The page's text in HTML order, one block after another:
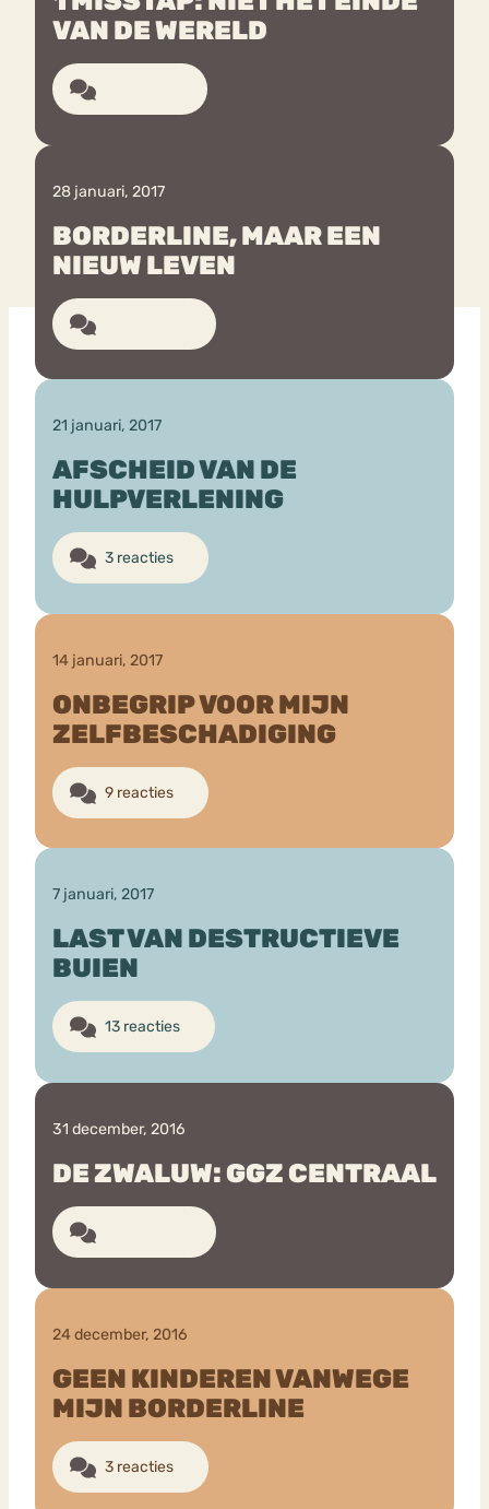
VAN DE WERELD
28 januari, 2017
BORDERLINE, MAAR EEN
NIEUW LEVEN
21 januari, 2017
AFSCHEID VAN DE
HULPVERLENING
3 reacties
14 januari, 2017
ONBEGRIP VOOR MIJN
ZELFBESCHADIGING
9 reacties
7 januari, 2017
LAST VAN DESTRUCTIEVE
BUIEN
13 reacties
31 december, 2016
DE ZWALUW: GGZ CENTRAAL
24 december, 2016
GEEN KINDEREN VANWEGE
MIJN BORDERLINE
3 reacties
Bouli
mia
Nerv
Eetstoornis
Eetbuien